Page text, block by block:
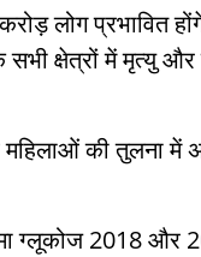
लोग प्रभावित
सभी क्षेत्रों में मृत्यु
महिलाओं की तुलना
ग्लूकोज 2018